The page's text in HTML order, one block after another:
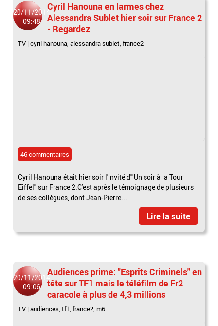
20/11/2014
09:48
Cyril Hanouna en larmes chez
Alessandra Sublet hier soir sur France 2
- Regardez
TV |cyril hanouna,alessandra sublet,france2
46 commentaires
Cyril Hanouna était hier soir l'invité d'"Un soir à la Tour
Eiffel" sur France 2.C'est après le témoignage de plusieurs
de ses collègues, dont Jean-Pierre...
Lire la suite
20/11/2014
09:06
Audiences prime: "Esprits Criminels" en
tête sur TF1 mais le téléfilm de Fr2
caracole à plus de 4,3 millions
TV |audiences,tf1,france2, m6